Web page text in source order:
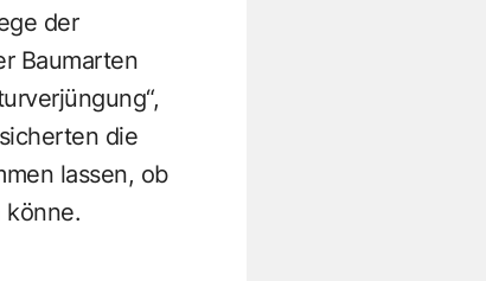
der
Baumarten
die
lassen, ob
könne.